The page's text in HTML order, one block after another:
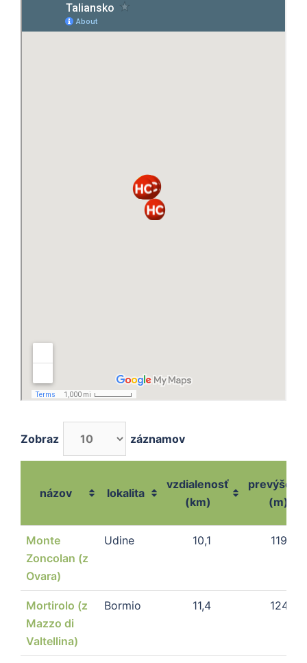
Zobraz záznamov
názov lokalita
vzdialenosť
(km)
(m)
názov lokalita
vzdialenosť
Monte
Zoncolan (z
Ovara)
Udine 10,1 1193
Mortirolo (z
Mazzo di
Valtellina)
Bormio 11,4 1249